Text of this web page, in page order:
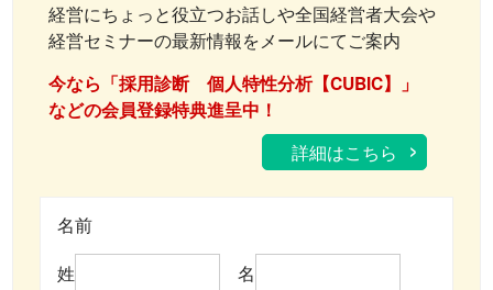
経営にちょっと役立つお話しや全国経営者大会や
経営セミナーの最新情報をメールにてご案内
今なら「採用診断 個人特性分析【CUBIC】」
などの会員登録特典進呈中！
詳細はこちら
名前
姓
名